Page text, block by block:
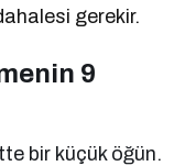
gerekir.
9
bir küçük öğün.